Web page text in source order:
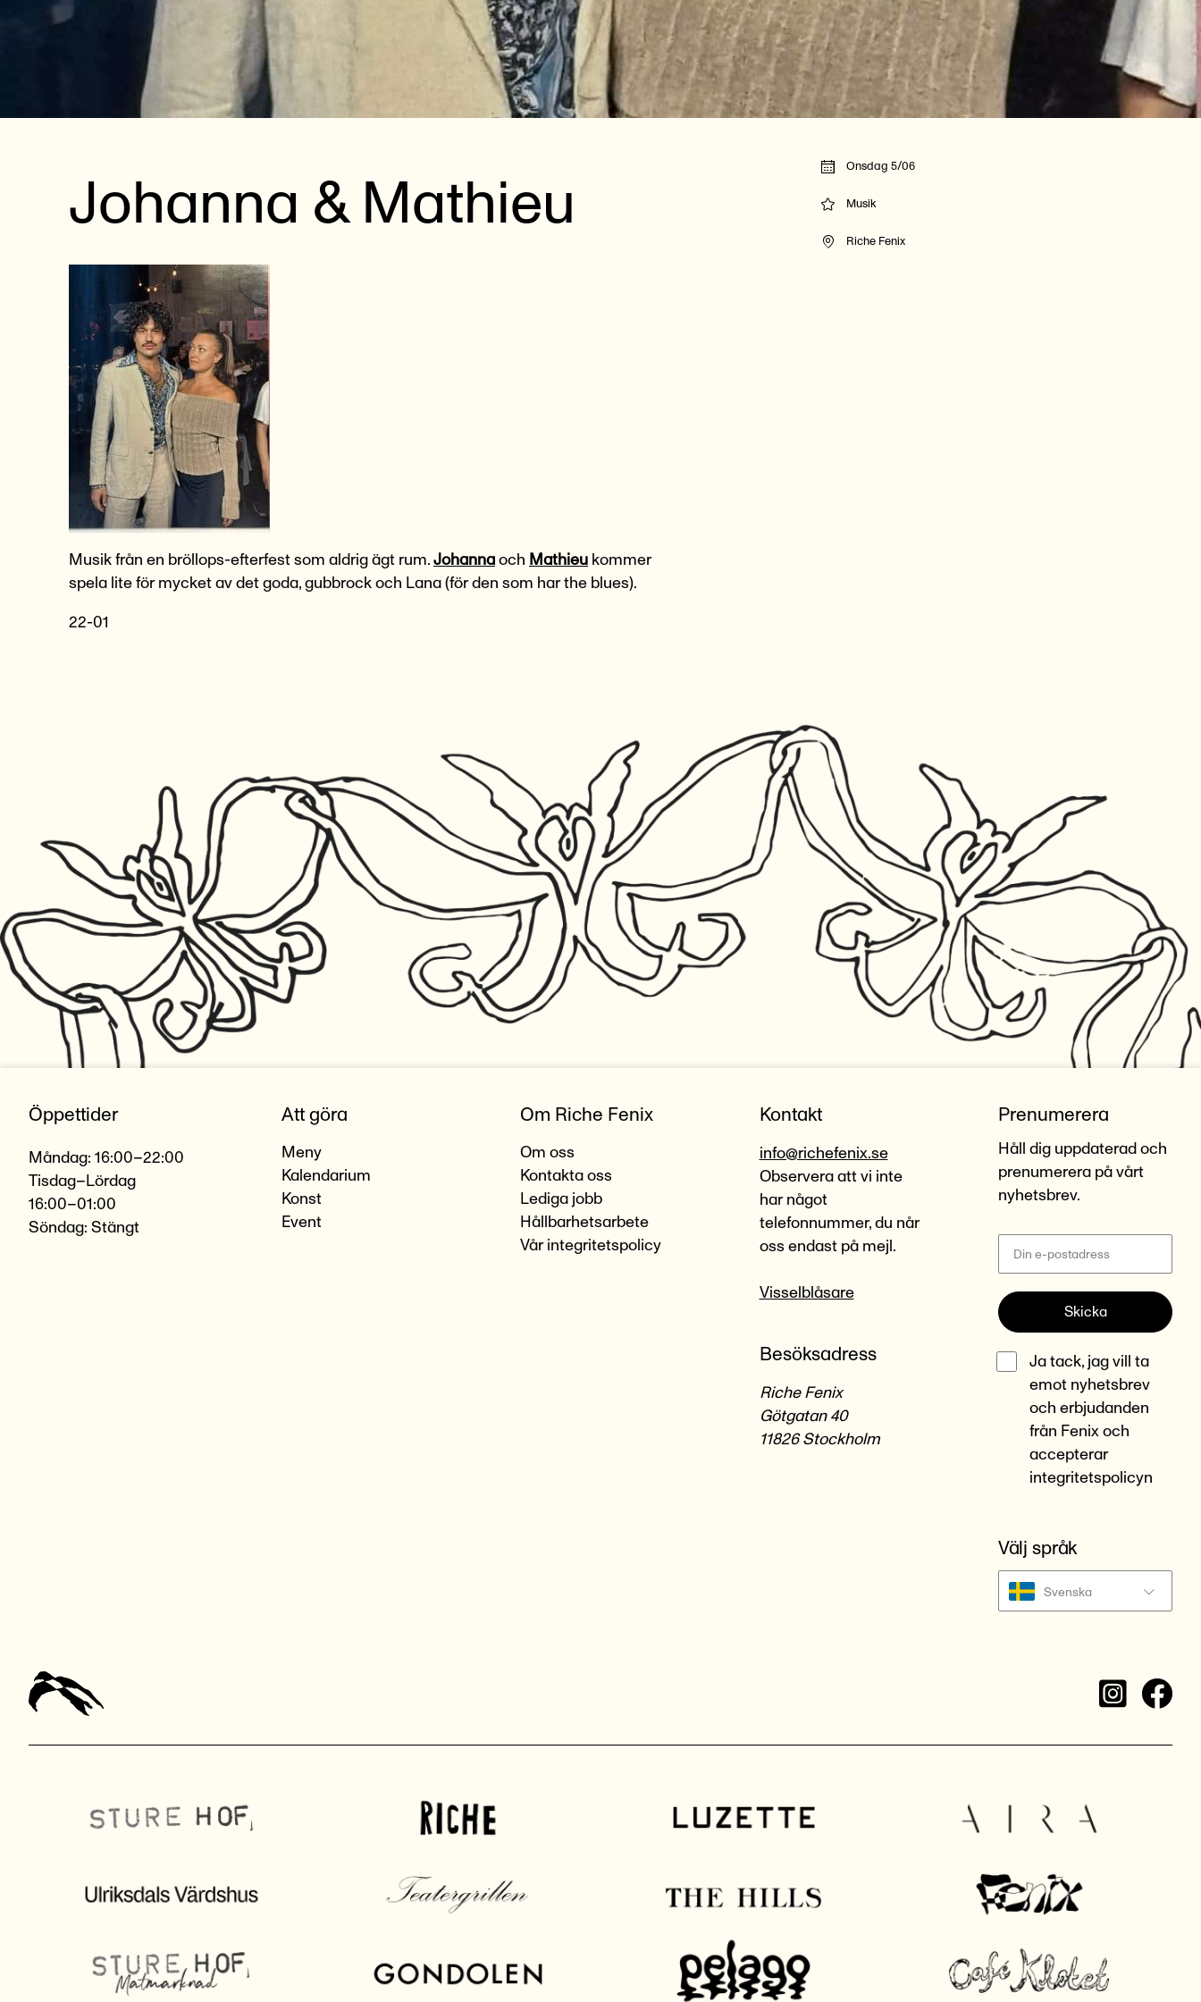
Johanna & Mathieu
Musik från en bröllops-efterfest som aldrig ägt rum. Johanna och Mathieu kommer
spela lite för mycket av det goda, gubbrock och Lana (för den som har the blues).
22-01
Onsdag 5/06
Musik
Riche Fenix
Öppettider
Måndag: 16:00–22:00
Tisdag–Lördag
16:00–01:00
Söndag: Stängt
Att göra
Meny
Kalendarium
Konst
Event
Om Riche Fenix
Om oss
Kontakta oss
Lediga jobb
Hållbarhetsarbete
Vår integritetspolicy
Kontakt
info@richefenix.se
Observera att vi inte
har något
telefonnummer, du når
oss endast på mejl.
Visselblåsare
Besöksadress
Riche Fenix
Götgatan 40
11826 Stockholm
Prenumerera
Håll dig uppdaterad och
prenumerera på vårt
nyhetsbrev.
Skicka
Ja tack, jag vill ta
emot nyhetsbrev
och erbjudanden
från Fenix och
accepterar
integritetspolicyn
Välj språk
Svenska